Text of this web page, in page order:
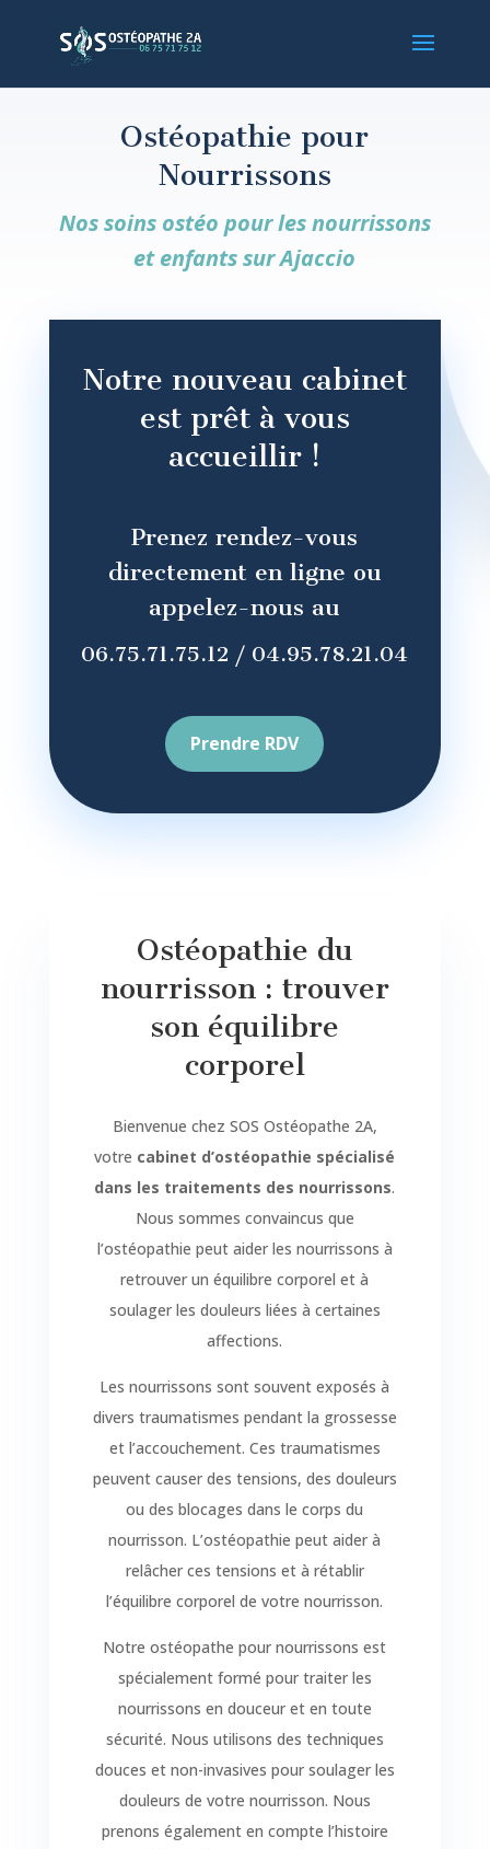
Ostéopathie pour
Nourrissons
Nos soins ostéo pour les nourrissons
et enfants sur Ajaccio
Notre nouveau cabinet
est prêt à vous
accueillir !
Prenez rendez-vous
directement en ligne ou
appelez-nous au
06.75.71.75.12 / 04.95.78.21.04
Prendre RDV
Ostéopathie du
nourrisson : trouver
son équilibre
corporel
Bienvenue chez SOS Ostéopathe 2A,
votre cabinet d’ostéopathie spécialisé
dans les traitements des nourrissons.
Nous sommes convaincus que
l’ostéopathie peut aider les nourrissons à
retrouver un équilibre corporel et à
soulager les douleurs liées à certaines
affections.
Les nourrissons sont souvent exposés à
divers traumatismes pendant la grossesse
et l’accouchement. Ces traumatismes
peuvent causer des tensions, des douleurs
ou des blocages dans le corps du
nourrisson. L’ostéopathie peut aider à
relâcher ces tensions et à rétablir
l’équilibre corporel de votre nourrisson.
Notre ostéopathe pour nourrissons est
spécialement formé pour traiter les
nourrissons en douceur et en toute
sécurité. Nous utilisons des techniques
douces et non-invasives pour soulager les
douleurs de votre nourrisson. Nous
prenons également en compte l’histoire